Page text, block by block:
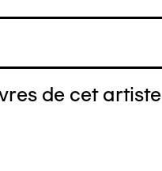
de cet artiste